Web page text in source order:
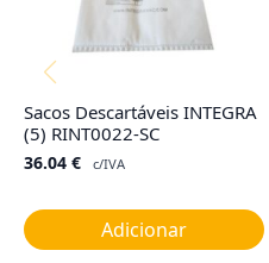
Sacos Descartáveis INTEGRA
(5) RINT0022-SC
36.04 € c/IVA
Adicionar